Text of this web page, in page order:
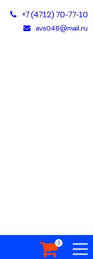
+7 (4712) 70-77-10
avs046@mail.ru
0